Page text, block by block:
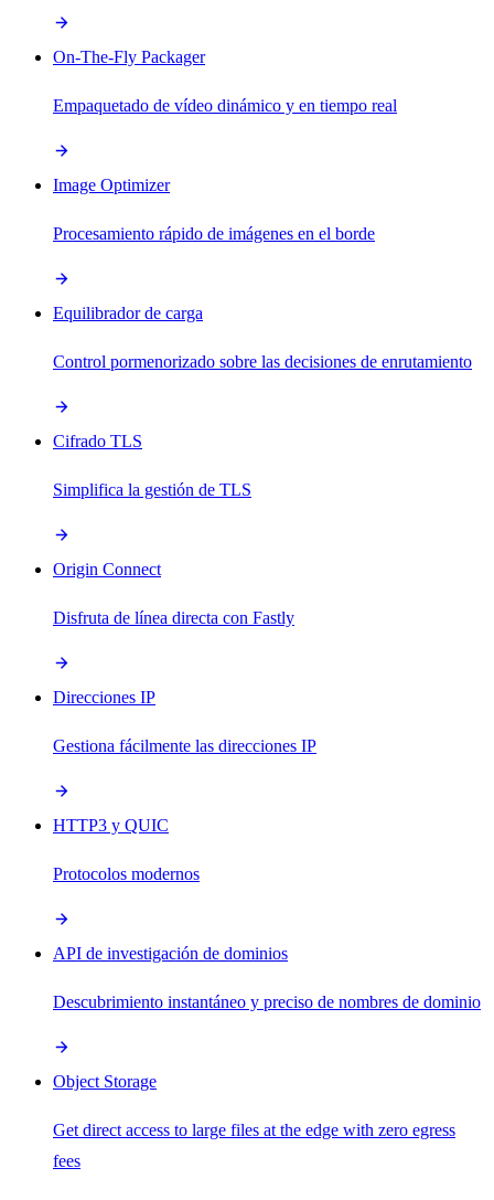
On-The-Fly Packager
Empaquetado de vídeo dinámico y en tiempo real
Image Optimizer
Procesamiento rápido de imágenes en el borde
Equilibrador de carga
Control pormenorizado sobre las decisiones de enrutamiento
Cifrado TLS
Simplifica la gestión de TLS
Origin Connect
Disfruta de línea directa con Fastly
Direcciones IP
Gestiona fácilmente las direcciones IP
HTTP3 y QUIC
Protocolos modernos
API de investigación de dominios
Descubrimiento instantáneo y preciso de nombres de dominio
Object Storage
Get direct access to large files at the edge with zero egress
fees